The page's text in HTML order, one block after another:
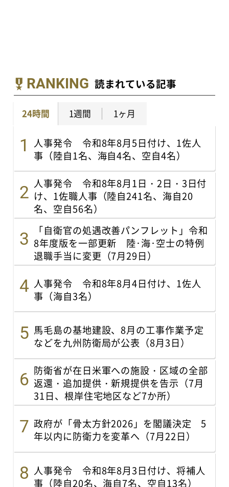
RANKING 読まれている記事
24時間 1週間 1ヶ月
人事発令 令和8年8月5日付け、1佐人
事（陸自1名、海自4名、空自4名）
人事発令 令和8年8月1日・2日・3日付
け、1佐職人事（陸自241名、海自20
名、空自56名）
「自衛官の処遇改善パンフレット」令和
8年度版を一部更新 陸･海･空士の特例
退職手当に変更（7月29日）
人事発令 令和8年8月4日付け、1佐人
事（海自3名）
馬毛島の基地建設、8月の工事作業予定
などを九州防衛局が公表（8月3日）
防衛省が在日米軍への施設・区域の全部
返還・追加提供・新規提供を告示（7月
31日、根岸住宅地区など7か所）
政府が「骨太方針2026」を閣議決定 5
年以内に防衛力を変革へ（7月22日）
人事発令 令和8年8月3日付け、将補人
事（陸自20名、海自7名、空自13名）